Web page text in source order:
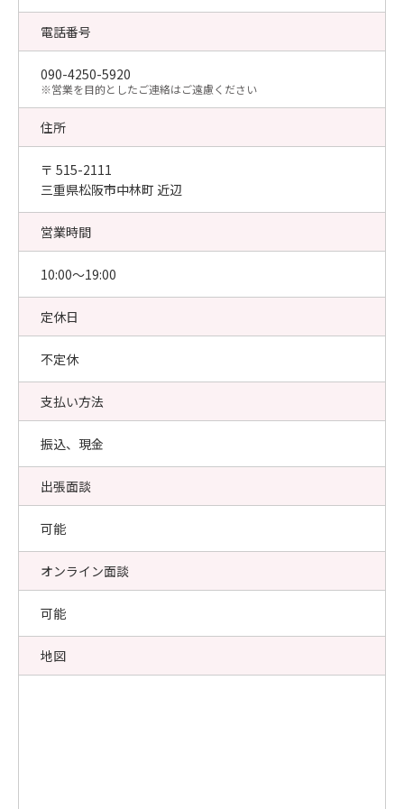
電話番号
090-4250-5920
​※営業を目的としたご連絡はご遠慮ください
住所
〒 515-2111
三重県松阪市中林町 近辺
営業時間
10:00〜19:00
定休日
不定休
支払い方法
振込、現金
出張面談
可能
オンライン面談
可能
地図